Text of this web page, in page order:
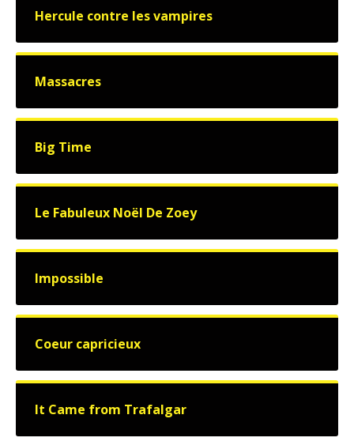
Hercule contre les vampires
Massacres
Big Time
Le Fabuleux Noël De Zoey
Impossible
Coeur capricieux
It Came from Trafalgar